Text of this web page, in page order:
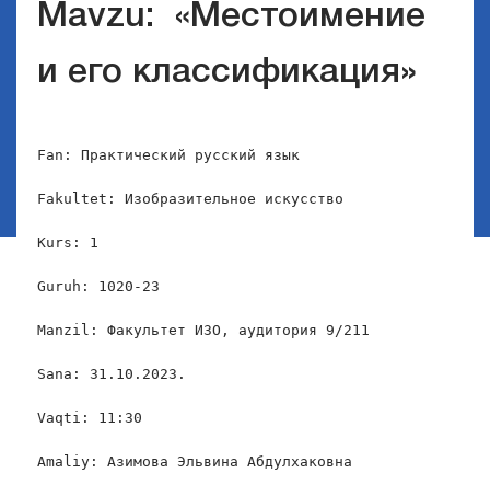
Mavzu: «Местоимение
и его классификация»
Fan: Практический русский язык
Fakultet: Изобразительное искусство
Kurs: 1
Guruh: 1020-23
Manzil: Факультет ИЗО, аудитория 9/211
Sana: 31.10.2023.
Vaqti: 11:30
Amaliy: Азимова Эльвина Абдулхаковна